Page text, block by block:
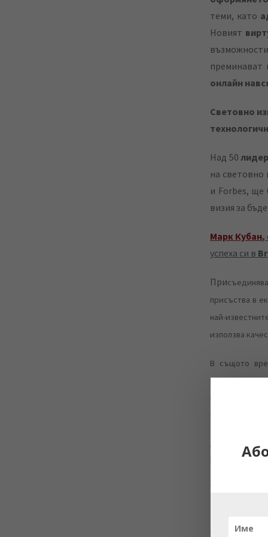
теми, като
Новият
преминават
онлайн
Световно
Над 50
на световно
и Forbes, ще
визия за
Марк Кубан,
успеха си в
При
присъства в
най-
използва
В същото
включен в
Белски
Тони Фадел,
успешните
Тони Фадел